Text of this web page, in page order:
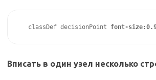
classDef decisionPoint font-
Вписать в один узел несколько